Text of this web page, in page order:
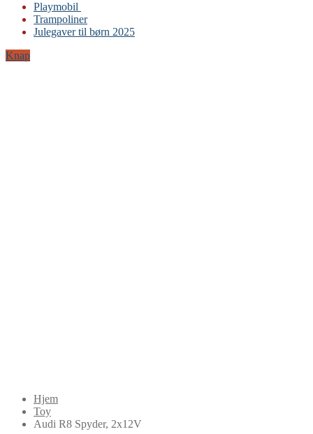
Playmobil
Trampoliner
Julegaver til børn 2025
Knap
Hjem
Toy
Audi R8 Spyder, 2x12V